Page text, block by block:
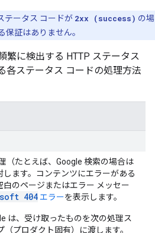
テータス コードが 2xx (success) の場
証はありません。
繁に検出する HTTP ステータス
各ステータス コードの処理方法
（たとえば、Google 検索の場合は
ます。コンテンツにエラーがある
のページまたはエラー メッセー
soft 404エラーを表示します。
は、受け取ったものを次の処理ス
（プロダクト固有）に渡します。